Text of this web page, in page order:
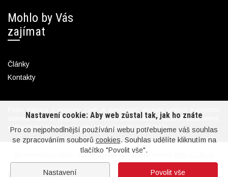
Nastavení cookie: Aby web zůstal tak, jak ho znáte
Pro co nejpohodlnější používání webu potřebujeme váš souhlas
se zpracováním souborů cookies. Souhlas udělíte kliknutím na
tlačítko "Povolit vše".
Nastavení Povolit vše
Mohlo by Vás
zajímat
Články
Kontakty
Podle zákona o evidenci tržeb je prodávající povinen vystavit kupujícímu
účtenku. Zároveň je povinen zaevidovat přijatou tržbu u správce daně online;
v případě technického výpadku pak nejpozději do 48 hodin.
© HAFANEK.cz 2022. Všechna práva vyhrazena. Vytvořil